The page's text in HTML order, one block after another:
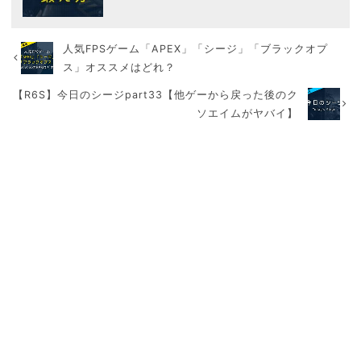
人気FPSゲーム「APEX」「シージ」「ブラックオプ
ス」オススメはどれ？
【R6S】今日のシージpart33【他ゲーから戻った後のク
ソエイムがヤバイ】